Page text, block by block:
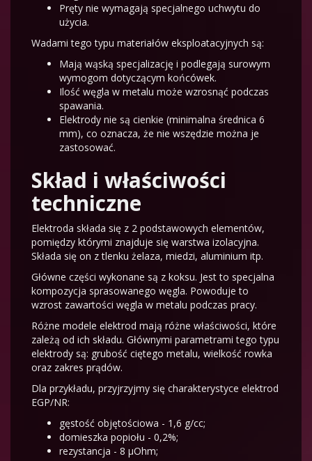
Pręty nie wymagają specjalnego uchwytu do
użycia.
Wadami tego typu materiałów eksploatacyjnych są:
Mają wąską specjalizację i podlegają surowym
wymogom dotyczącym końcówek.
Ilość węgla w metalu może wzrosnąć podczas
spawania.
Elektrody nie są cienkie (minimalna średnica 6
mm), co oznacza, że nie wszędzie można je
zastosować.
Skład i właściwości
techniczne
Elektroda składa się z 2 podstawowych elementów,
pomiędzy którymi znajduje się warstwa izolacyjna.
Składa się on z tlenku żelaza, miedzi, aluminium itp.
Główne części wykonane są z koksu. Jest to specjalna
kompozycja sprasowanego węgla. Powoduje to
wzrost zawartości węgla w metalu podczas pracy.
Różne modele elektrod mają różne właściwości, które
zależą od ich składu. Głównymi parametrami tego typu
elektrody są: grubość ciętego metalu, wielkość rowka
oraz zakres prądów.
Dla przykładu, przyjrzyjmy się charakterystyce elektrod
EGP/NR:
gęstość objętościowa - 1,6 g/cc;
domieszka popiołu - 0,2%;
rezystancja - 8 μOhm;